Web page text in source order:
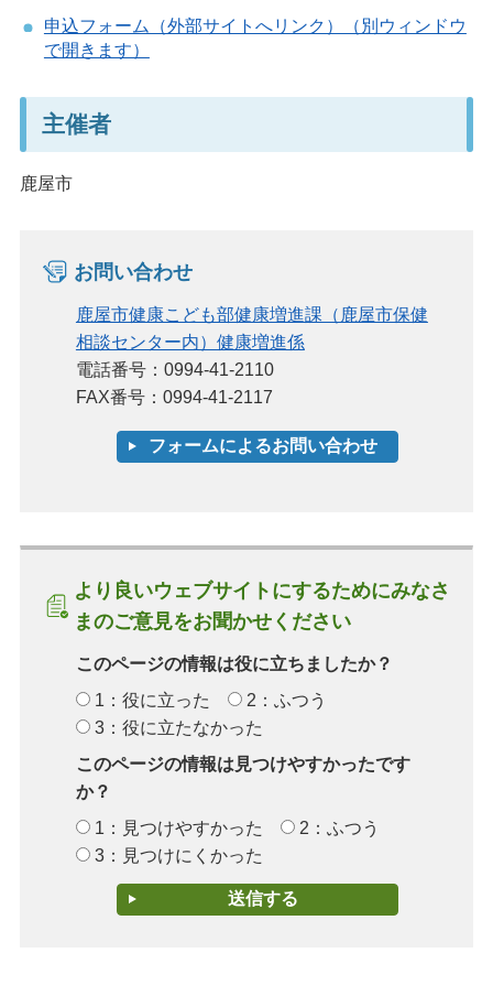
申込フォーム（外部サイトへリンク）（別ウィンドウ
で開きます）
主催者
鹿屋市
お問い合わせ
鹿屋市健康こども部健康増進課（鹿屋市保健
相談センター内）健康増進係
電話番号：0994-41-2110
FAX番号：0994-41-2117
より良いウェブサイトにするためにみなさ
まのご意見をお聞かせください
このページの情報は役に立ちましたか？
1：役に立った
2：ふつう
3：役に立たなかった
このページの情報は見つけやすかったです
か？
1：見つけやすかった
2：ふつう
3：見つけにくかった